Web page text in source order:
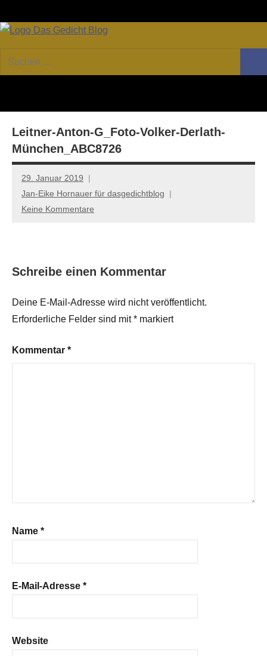
Inhalt
GEDICHT
Forum
von
Lyrik,
Essay
Suchen
nach:
Leitner-Anton-G_Foto-Volker-Derlath-
München_ABC8726
29. Januar 2019
Jan-Eike Hornauer für dasgedichtblog
Keine Kommentare
Schreibe einen Kommentar
Deine E-Mail-Adresse wird nicht veröffentlicht.
Erforderliche Felder sind mit* markiert
Kommentar *
Name *
E-Mail-Adresse *
Website